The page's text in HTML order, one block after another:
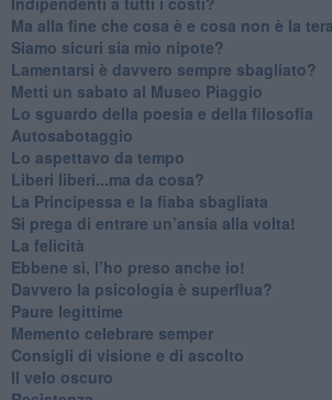
​Ma alla fine che cosa è e cosa non è la
​Siamo sicuri sia mio nipote?
​Lamentarsi è davvero sempre sbagliato?
​Metti un sabato al Museo Piaggio
​Lo sguardo della poesia e della filosofia
Autosabotaggio
​Lo aspettavo da tempo
​Liberi liberi...ma da cosa?
​La Principessa e la fiaba sbagliata
Si prega di entrare un’ansia alla volta!
​La felicità
​Ebbene sì, l’ho preso anche io!
​Davvero la psicologia è superflua?
Paure legittime
​Memento celebrare semper
​Consigli di visione e di ascolto
​Il velo oscuro